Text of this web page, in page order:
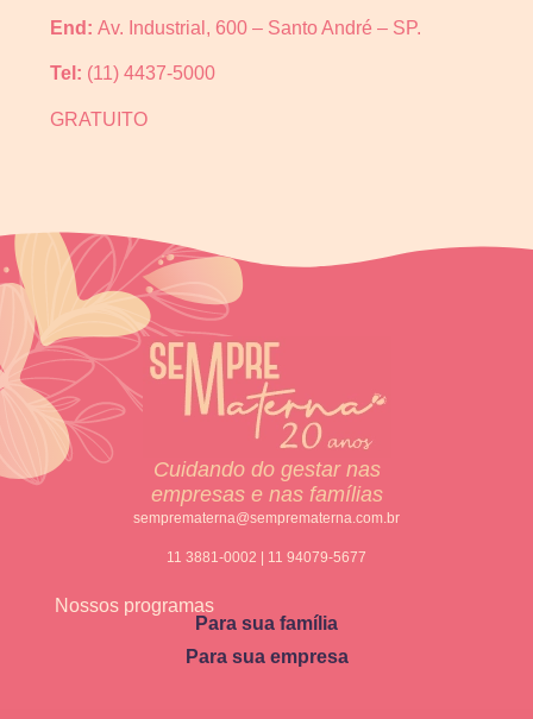
End: Av. Industrial, 600 – Santo André – SP.
Tel: (11) 4437-5000
GRATUITO
Cuidando do gestar nas
empresas e nas famílias
semprematerna@semprematerna.com.br
11 3881-0002 | 11 94079-5677
Nossos programas
Para sua família
Para sua empresa